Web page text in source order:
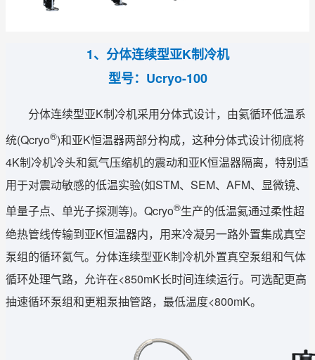
1、分体连续型亚K制冷机
型号：Ucryo-100
分体连续型亚K制冷机采用分体式设计，由氦循环低温系
统(Qcryo®)和亚K恒温器两部分构成，这种分体式设计彻底将
4K制冷机冷头和氦气压缩机的震动和亚K恒温器隔离，特别适
用于对震动敏感的低温实验(如STM、SEM、AFM、显微镜、
单量子点、单光子探测等)。Qcryo®生产的低温氦通过柔性超
绝热管线传输到亚K恒温器内，用来冷凝另一路外置集成真空
泵组的循环氦气。分体连续型亚K制冷机外置真空泵组和气体
循环处理气路，允许在<850mK长时间连续运行。可选配更高
抽速循环泵组和更粗泵抽管路，最低温度<800mK。